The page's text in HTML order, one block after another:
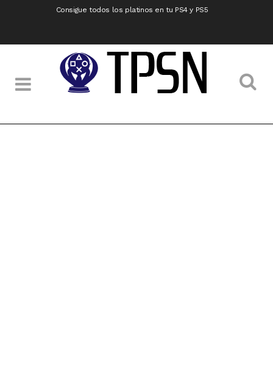
Consigue todos los platinos en tu PS4 y PS5